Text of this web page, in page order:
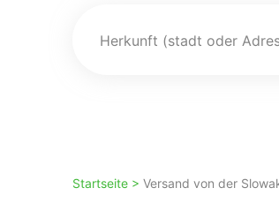
Startseite > Versand von der